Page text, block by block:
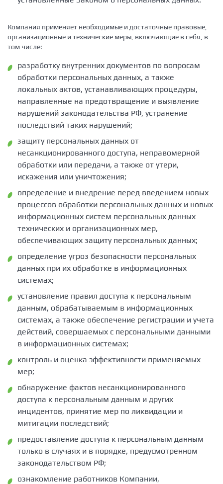
Компания применяет необходимые и достаточные правовые,
организационные и технические меры, включающие в себя, в
том числе:
разработку внутренних документов по вопросам
обработки персональных данных, а также
локальных актов, устанавливающих процедуры,
направленные на предотвращение и выявление
нарушений законодательства РФ, устранение
последствий таких нарушений;
защиту персональных данных от
несанкционированного доступа, неправомерной
обработки или передачи, а также от утери,
искажения или уничтожения;
определение и внедрение перед введением новых
процессов обработки персональных данных и новых
информационных систем персональных данных
технических и организационных мер,
обеспечивающих защиту персональных данных;
определение угроз безопасности персональных
данных при их обработке в информационных
системах;
установление правил доступа к персональным
данным, обрабатываемым в информационных
системах, а также обеспечение регистрации и учета
действий, совершаемых с персональными данными
в информационных системах;
контроль и оценка эффективности применяемых
мер;
обнаружение фактов несанкционированного
доступа к персональным данным и других
инцидентов, принятие мер по ликвидации и
митигации последствий;
предоставление доступа к персональным данным
только в случаях и в порядке, предусмотренном
законодательством РФ;
ознакомление работников Компании,